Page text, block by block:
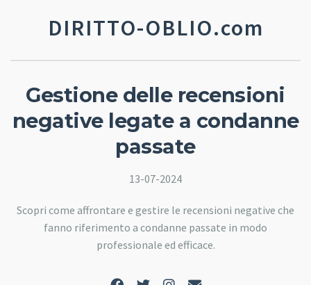
DIRITTO-OBLIO.com
Gestione delle recensioni
negative legate a condanne
passate
13-07-2024
Scopri come affrontare e gestire le recensioni negative che
fanno riferimento a condanne passate in modo
professionale ed efficace.